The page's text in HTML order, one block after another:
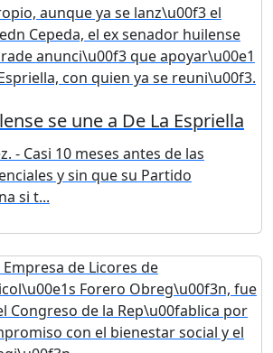
se une a De La Espriella
- Casi 10 meses antes de las
y sin que su Partido
si t...